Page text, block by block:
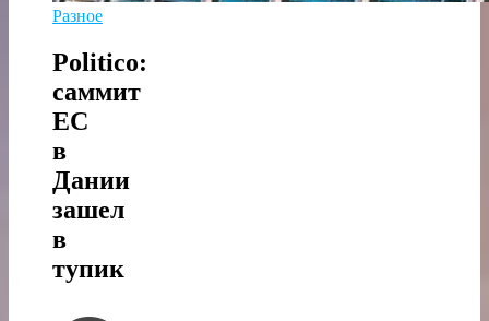
Разное
Politico:
саммит
ЕС
в
Дании
зашел
в
тупик